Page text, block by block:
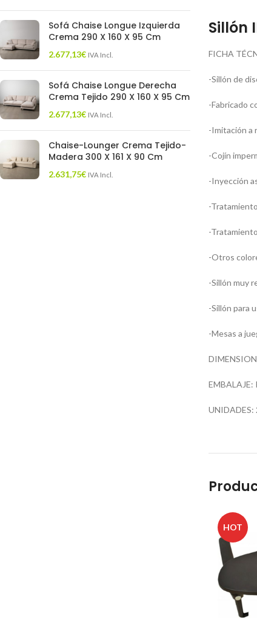
Sofá Chaise Longue Izquierda
Crema 290 X 160 X 95 Cm
2.677,13€ IVA Incl.
Sofá Chaise Longue Derecha
Crema Tejido 290 X 160 X 95 Cm
2.677,13€ IVA Incl.
Chaise-Lounger Crema Tejido-
Madera 300 X 161 X 90 Cm
2.631,75€ IVA Incl.
Sillón
FICHA
-Sillón de
-Fabricado
-Imitación a
-Cojín
-Inyección
-
-
-Otros
-Sillón muy
-Sillón para
-Mesas a
EMBALAJE:
UNIDADES:
HOT